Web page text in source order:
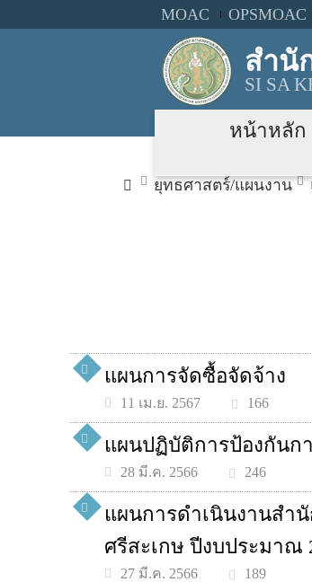
MOAC OPSMOAC
สำนั
SI SA
หน้าหลัก
ยุทธศาสตร์/แผนงาน
แผนการจัดซื้อจัดจ้าง
11 เม.ย. 2567 166
แผนปฏิบัติการป้องกันก
28 มี.ค. 2566 246
แผนการดำเนินงานสำ
ศรีสะเกษ ปีงบประมาณ
27 มี.ค. 2566 189